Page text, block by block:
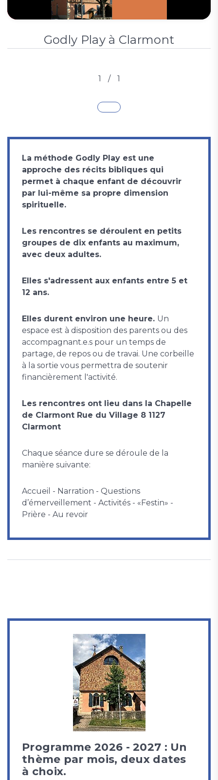
Godly Play à Clarmont
1 / 1
La méthode Godly Play est une
approche des récits bibliques qui
permet à chaque enfant de découvrir
par lui-même sa propre dimension
spirituelle.
Les rencontres se déroulent en petits
groupes de dix enfants au maximum,
avec deux adultes.
Elles s'adressent aux enfants entre 5 et
12 ans.
Elles durent environ une heure. Un
espace est à disposition des parents ou des
accompagnant.e.s pour un temps de
partage, de repos ou de travai. Une corbeille
à la sortie vous permettra de soutenir
financièrement l'activité.
Les rencontres ont lieu dans la Chapelle
de Clarmont Rue du Village 8 1127
Clarmont
Chaque séance dure se déroule de la
manière suivante:
Accueil - Narration - Questions
d’émerveillement - Activités - «Festin» -
Prière - Au revoir
Programme 2026 - 2027 : Un
thème par mois, deux dates
à choix.